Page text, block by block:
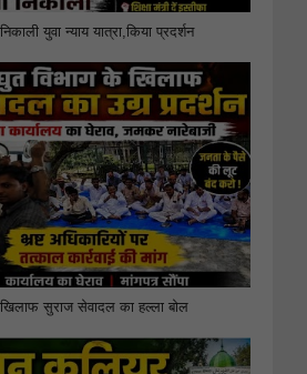
युवा न्याय यात्रा,किया प्रदर्शन
सुराज सेवादल का हल्ला बोल